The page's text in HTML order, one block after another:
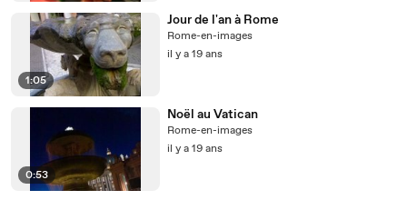
1:05
Jour de l'an à Rome
Rome-en-images
il y a 19 ans
0:53
Noël au Vatican
Rome-en-images
il y a 19 ans